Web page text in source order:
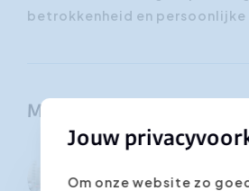
betrokkenheid en persoonlijke
Mogelijke trainers
Hilde Jacobs
Jouw
Om onze website zo